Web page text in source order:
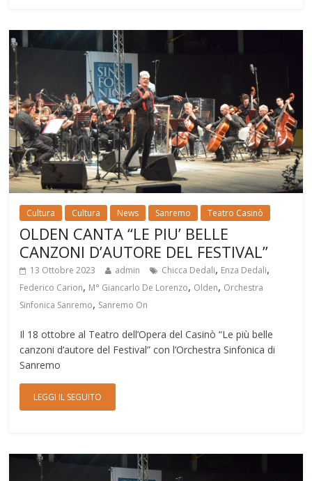
Cultura Cultura News Sanremo Teatro Casinò
OLDEN CANTA “LE PIU’ BELLE
CANZONI D’AUTORE DEL FESTIVAL”
13 Ottobre 2023 admin Chicca Dedali, Enza Dedali,
Federico Carion, M° Giancarlo De Lorenzo, Olden, Orchestra
Sinfonica Sanremo, Sanremo On
Il 18 ottobre al Teatro dell’Opera del Casinò “Le più belle
canzoni d’autore del Festival” con l’Orchestra Sinfonica di
Sanremo
LEGGI IL SEGUITO